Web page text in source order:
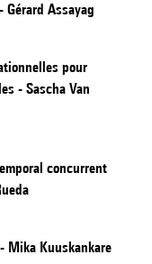
Assayag
pour
- Sascha Van
concurrent
Mika Kuuskankare